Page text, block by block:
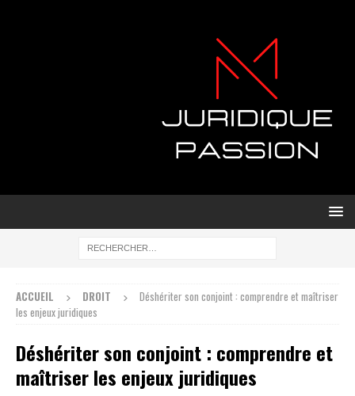
ACCUEIL DROIT
Déshériter son conjoint : comprendre et maîtriser
les enjeux juridiques
Déshériter son conjoint : comprendre et
maîtriser les enjeux juridiques